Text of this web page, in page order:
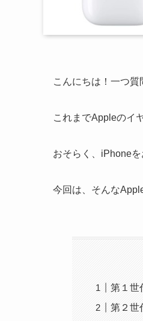
こんにちは！一つ質
これまでAppleのイ
おそらく、iPhone
今回は、そんな
第１世
第２世